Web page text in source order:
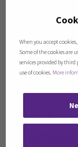
When you accept
Some of the cookies are
services provided by
use of cookies. More
PILOTTI